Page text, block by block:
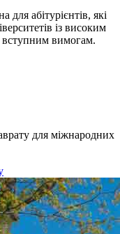
абітурієнтів, які
із високим
вступним вимогам.
для міжнародних